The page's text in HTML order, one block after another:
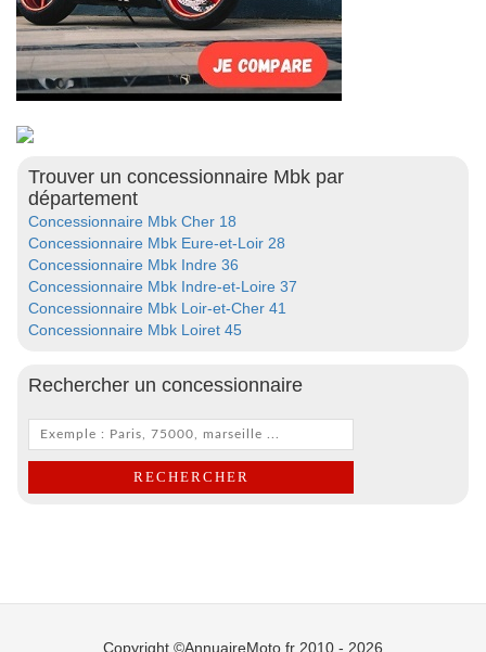
Trouver un concessionnaire Mbk par
département
Concessionnaire Mbk Cher 18
Concessionnaire Mbk Eure-et-Loir 28
Concessionnaire Mbk Indre 36
Concessionnaire Mbk Indre-et-Loire 37
Concessionnaire Mbk Loir-et-Cher 41
Concessionnaire Mbk Loiret 45
Rechercher un concessionnaire
Copyright ©AnnuaireMoto.fr 2010 - 2026